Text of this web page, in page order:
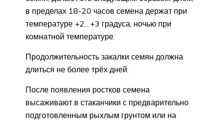
в пределах 18-20 часов семена держат при
температуре +2…+3 градуса, ночью при
комнатной температуре.
Продолжительность закалки семян должна
длиться не более трёх дней.
После появления ростков семена
высаживают в стаканчики с предварительно
подготовленным рыхлым грунтом или на